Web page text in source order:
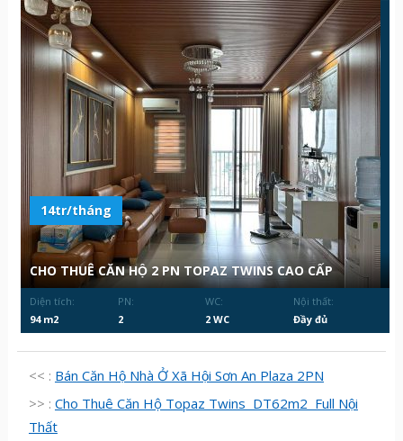
14tr/tháng
CHO THUÊ CĂN HỘ 2 PN TOPAZ TWINS CAO CẤP
Diện tích:
94 m2
PN:
2
WC:
2 WC
Nội thất:
Đầy đủ
<< : Bán Căn Hộ Nhà Ở Xã Hội Sơn An Plaza 2PN
>> : Cho Thuê Căn Hộ Topaz Twins DT62m2 Full Nội
Thất